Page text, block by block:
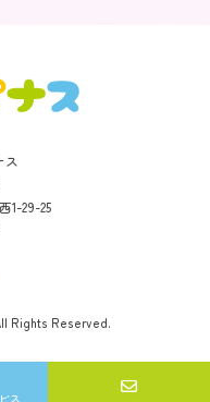
ス
1-29-25
Rights Reserved.
ス